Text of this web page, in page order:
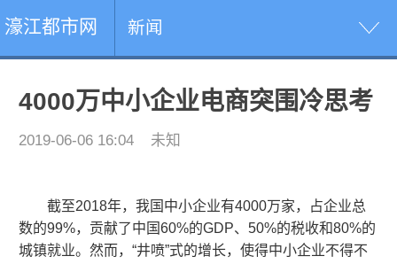
濠江都市网 新闻
4000万中小企业电商突围冷思考
2019-06-06 16:04 未知
截至2018年，我国中小企业有4000万家，占企业总
数的99%，贡献了中国60%的GDP、50%的税收和80%的
城镇就业。然而，“井喷”式的增长，使得中小企业不得不